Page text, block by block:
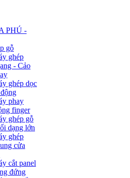
PHÚ -
gỗ
ghép
- Cảo
ghép dọc
phay
finger
ghép gỗ
dạng lớn
ghép
cửa
cắt panel
đứng